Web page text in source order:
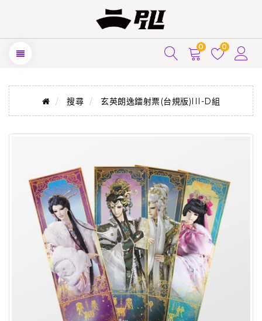
0 0
搜尋 玄英朗逸鐳射票(台規版)III-D組